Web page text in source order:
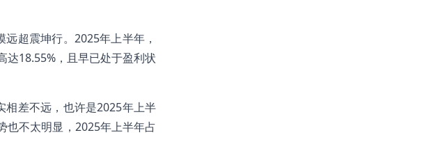
超震坤行。2025年上半年，
达18.55%，且早已处于盈利状
相差不远，也许是2025年上半
也不太明显，2025年上半年占